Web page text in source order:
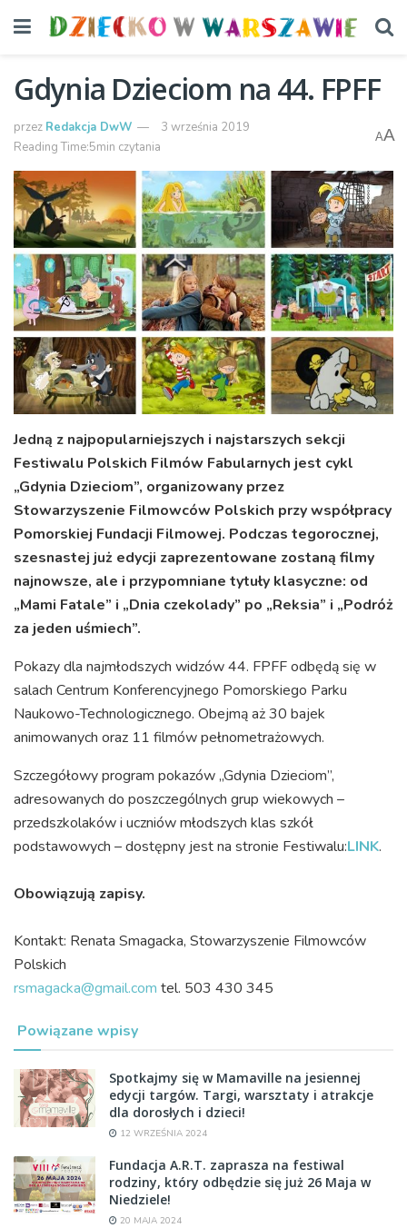
Gdynia Dzieciom na 44. FPFF
przez Redakcja DwW
3 września 2019
Reading Time:5min czytania
AA
Jedną z najpopularniejszych i najstarszych sekcji
Festiwalu Polskich Filmów Fabularnych jest cykl
„Gdynia Dzieciom”, organizowany przez
Stowarzyszenie Filmowców Polskich przy współpracy
Pomorskiej Fundacji Filmowej. Podczas tegorocznej,
szesnastej już edycji zaprezentowane zostaną filmy
najnowsze, ale i przypomniane tytuły klasyczne: od
„Mami Fatale” i „Dnia czekolady” po „Reksia” i „Podróż
za jeden uśmiech”.
Pokazy dla najmłodszych widzów 44. FPFF odbędą się w
salach Centrum Konferencyjnego Pomorskiego Parku
Naukowo-Technologicznego. Obejmą aż 30 bajek
animowanych oraz 11 filmów pełnometrażowych.
Szczegółowy program pokazów „Gdynia Dzieciom”,
adresowanych do poszczególnych grup wiekowych –
przedszkolaków i uczniów młodszych klas szkół
podstawowych – dostępny jest na stronie Festiwalu:LINK.
Obowiązują zapisy.
Kontakt: Renata Smagacka, Stowarzyszenie Filmowców
Polskich
rsmagacka@gmail.com tel. 503 430 345
Powiązane wpisy
Spotkajmy się w Mamaville na jesiennej
edycji targów. Targi, warsztaty i atrakcje
dla dorosłych i dzieci!
12 WRZEŚNIA 2024
Fundacja A.R.T. zaprasza na festiwal
rodziny, który odbędzie się już 26 Maja w
Niedziele!
20 MAJA 2024